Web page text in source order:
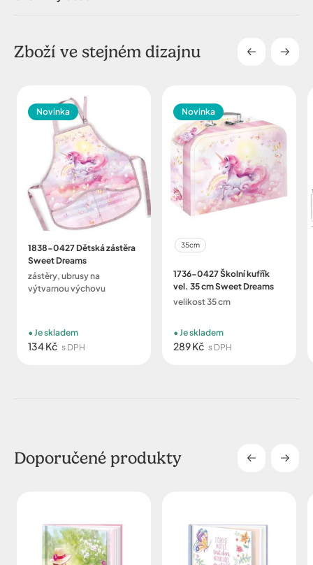
Zboží ve stejném dizajnu
Novinka
1838-0427 Dětská zástěra
Sweet Dreams
zástěry, ubrusy na
výtvarnou výchovu
134 Kč s DPH
Je skladem
Novinka
35cm
1736-0427 Školní kufřík
vel. 35 cm Sweet Dreams
velikost 35 cm
289 Kč s DPH
Je skladem
Doporučené produkty